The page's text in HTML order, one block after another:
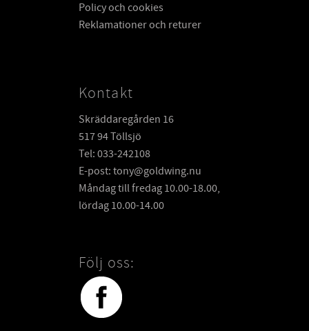
Policy och cookies
Reklamationer och returer
Kontakt
Skräddaregården 16
517 94 Töllsjö
Tel: 033-242108
E-post: tony@goldwing.nu
Måndag till fredag 10.00-18.00,
lördag 10.00-14.00
Följ oss: